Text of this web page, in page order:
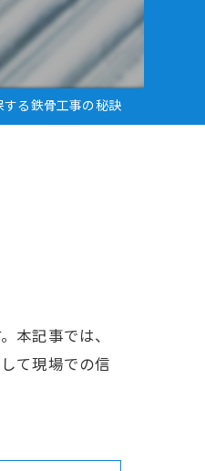
る鉄骨工事の秘訣
本記事では、
て現場での信